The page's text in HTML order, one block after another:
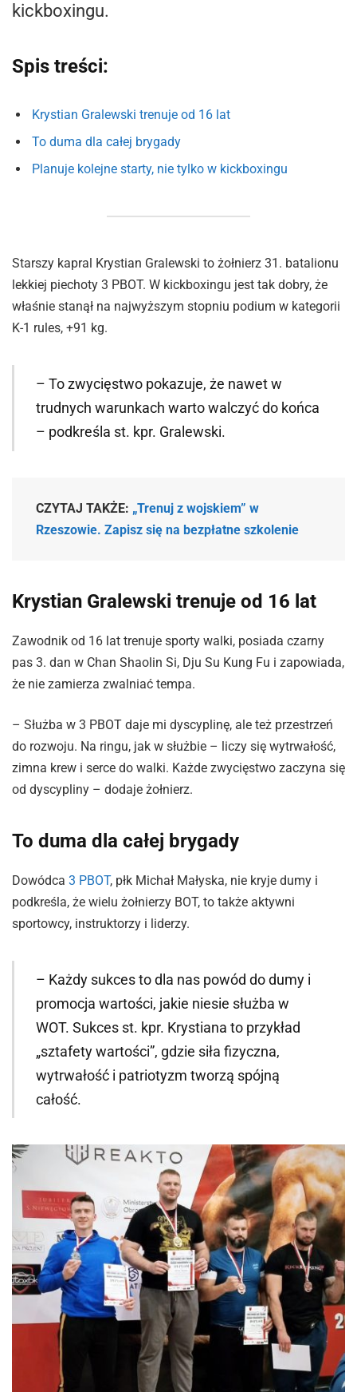
kickboxingu.
Spis treści:
Krystian Gralewski trenuje od 16 lat
To duma dla całej brygady
Planuje kolejne starty, nie tylko w kickboxingu
Starszy kapral Krystian Gralewski to żołnierz 31. batalionu
lekkiej piechoty 3 PBOT. W kickboxingu jest tak dobry, że
właśnie stanął na najwyższym stopniu podium w kategorii
K-1 rules, +91 kg.
– To zwycięstwo pokazuje, że nawet w
trudnych warunkach warto walczyć do końca
– podkreśla st. kpr. Gralewski.
CZYTAJ TAKŻE: „Trenuj z wojskiem” w
Rzeszowie. Zapisz się na bezpłatne szkolenie
Krystian Gralewski trenuje od 16 lat
Zawodnik od 16 lat trenuje sporty walki, posiada czarny
pas 3. dan w Chan Shaolin Si, Dju Su Kung Fu i zapowiada,
że nie zamierza zwalniać tempa.
– Służba w 3 PBOT daje mi dyscyplinę, ale też przestrzeń
do rozwoju. Na ringu, jak w służbie – liczy się wytrwałość,
zimna krew i serce do walki. Każde zwycięstwo zaczyna się
od dyscypliny – dodaje żołnierz.
To duma dla całej brygady
Dowódca 3 PBOT, płk Michał Małyska, nie kryje dumy i
podkreśla, że wielu żołnierzy BOT, to także aktywni
sportowcy, instruktorzy i liderzy.
– Każdy sukces to dla nas powód do dumy i
promocja wartości, jakie niesie służba w
WOT. Sukces st. kpr. Krystiana to przykład
„sztafety wartości”, gdzie siła fizyczna,
wytrwałość i patriotyzm tworzą spójną
całość.